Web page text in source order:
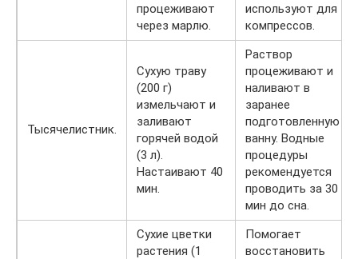
процеживают
через марлю.
используют для
компрессов.
Тысячелистник.
Сухую траву
(200 г)
измельчают и
заливают
горячей водой
(3 л).
Настаивают 40
мин.
Раствор
процеживают и
наливают в
заранее
подготовленную
ванну. Водные
процедуры
рекомендуется
проводить за 30
мин до сна.
Сухие цветки
растения (1
Помогает
восстановить